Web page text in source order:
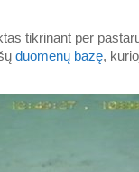
tikrinant per
duomenų bazę,